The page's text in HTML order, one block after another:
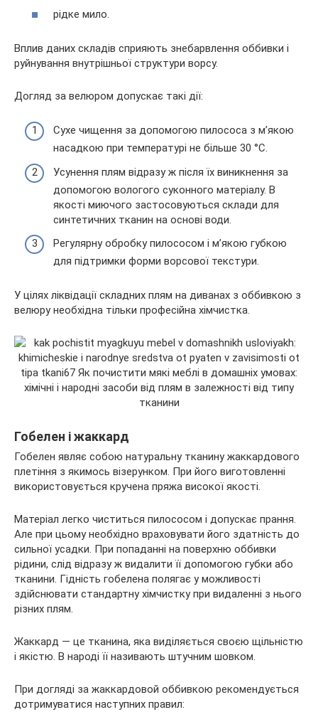
рідке мило.
Вплив даних складів сприяють знебарвлення оббивки і
руйнування внутрішньої структури ворсу.
Догляд за велюром допускає такі дії:
Сухе чищення за допомогою пилососа з м’якою
насадкою при температурі не більше 30 °С.
Усунення плям відразу ж після їх виникнення за
допомогою вологого суконного матеріалу. В
якості миючого застосовуються склади для
синтетичних тканин на основі води.
Регулярну обробку пилососом і м’якою губкою
для підтримки форми ворсової текстури.
У цілях ліквідації складних плям на диванах з оббивкою з
велюру необхідна тільки професійна хімчистка.
Гобелен і жаккард
Гобелен являє собою натуральну тканину жаккардового
плетіння з якимось візерунком. При його виготовленні
використовується кручена пряжа високої якості.
Матеріал легко чиститься пилососом і допускає прання.
Але при цьому необхідно враховувати його здатність до
сильної усадки. При попаданні на поверхню оббивки
рідини, слід відразу ж видалити її допомогою губки або
тканини. Гідність гобелена полягає у можливості
здійснювати стандартну хімчистку при видаленні з нього
різних плям.
Жаккард — це тканина, яка виділяється своєю щільністю
і якістю. В народі її називають штучним шовком.
При догляді за жаккардовой оббивкою рекомендується
дотримуватися наступних правил: